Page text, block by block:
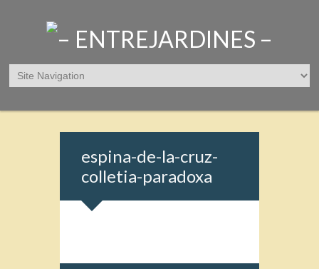
espina-de-la-cruz-
colletia-paradoxa